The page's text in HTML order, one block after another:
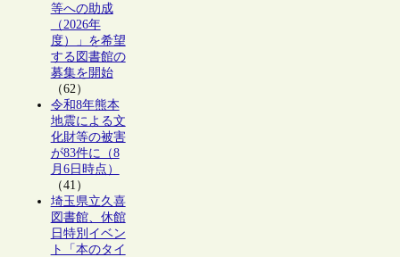
等への助成
（2026年
度）」を希望
する図書館の
募集を開始
（62）
令和8年熊本
地震による文
化財等の被害
が83件に（8
月6日時点）
（41）
埼玉県立久喜
図書館、休館
日特別イベン
ト「本のタイ